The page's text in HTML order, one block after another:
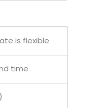
yhdessä asiakkaan
privaattikaraoke,
is flexible
time